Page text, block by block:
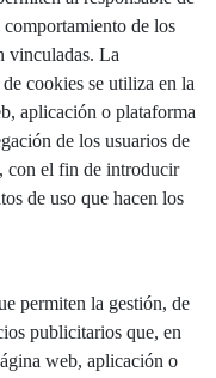
de los
vinculadas. La
cookies se utiliza en la
aplicación o plataforma
de los usuarios de
con el fin de introducir
de uso que hacen los
permiten la gestión, de
publicitarios que, en
web, aplicación o